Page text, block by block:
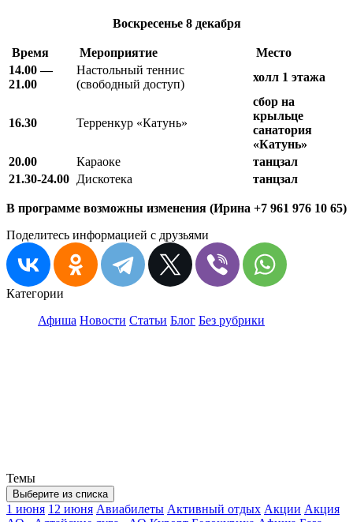
Воскресенье 8декабря
Время Мероприятие
Место
14.00 —
21.00
Настольный теннис
(свободный доступ)
холл 1 этажа
16.30 Терренкур «Катунь»
сбор на
крыльце
санатория
«Катунь»
20.00
Караоке
танцзал
21.30-24.00 Дискотека танцзал
В программе возможны изменения (Ирина +7 961 976 10 65)
Поделитесь информацией с друзьями
Категории
Афиша Новости Статьи Блог Без рубрики
Темы
Выберите из списка
1 июня 12 июня Авиабилеты Активный отдых Акции Акция